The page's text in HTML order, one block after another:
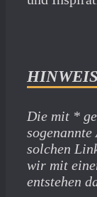
Die mit *
solchen
wir mit­
entstehen